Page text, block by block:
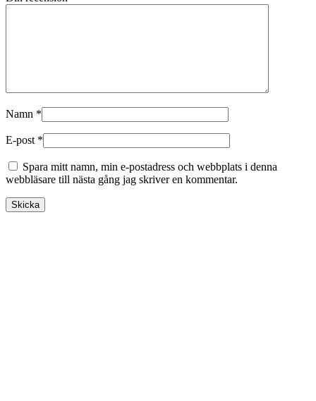
Namn *
E-post *
Spara mitt namn, min e-postadress och webbplats i denna
webbläsare till nästa gång jag skriver en kommentar.